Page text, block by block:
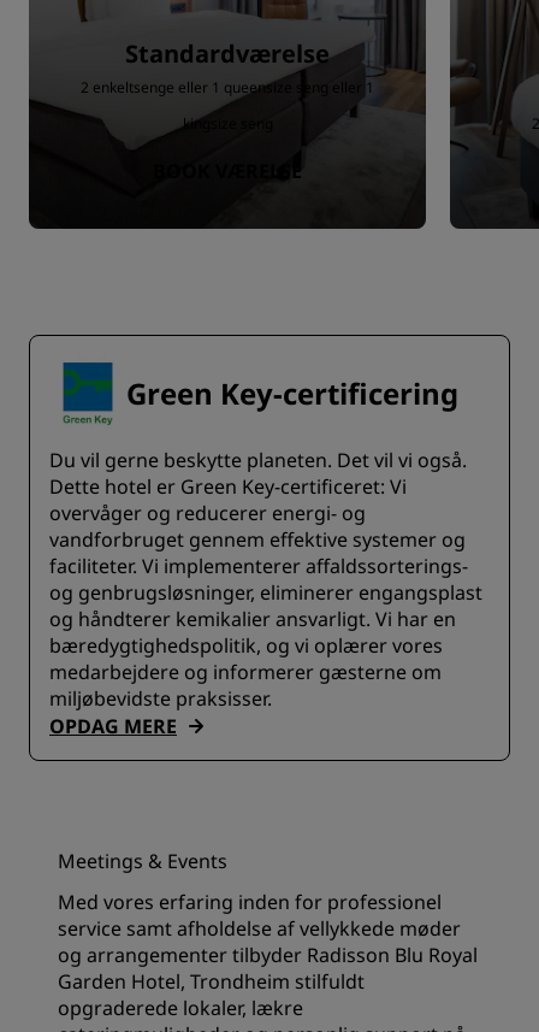
Standardværelse
2 enkeltsenge eller 1 queensize seng eller 1
kingsize seng
BOOK VÆRELSE
Green Key-certificering
Du vil gerne beskytte planeten. Det vil vi også.
Dette hotel er Green Key-certificeret: ​Vi
overvåger og reducerer energi- og
vandforbruget gennem effektive systemer og
faciliteter. ​Vi implementerer affaldssorterings-
og genbrugsløsninger, eliminerer engangsplast
og håndterer kemikalier ansvarligt. Vi har en
bæredygtighedspolitik, og vi oplærer vores
medarbejdere og informerer gæsterne om
miljøbevidste praksisser.
OPDAG MERE
Meetings & Events
Med vores erfaring inden for professionel
service samt afholdelse af vellykkede møder
og arrangementer tilbyder Radisson Blu Royal
Garden Hotel, Trondheim stilfuldt
opgraderede lokaler, lækre